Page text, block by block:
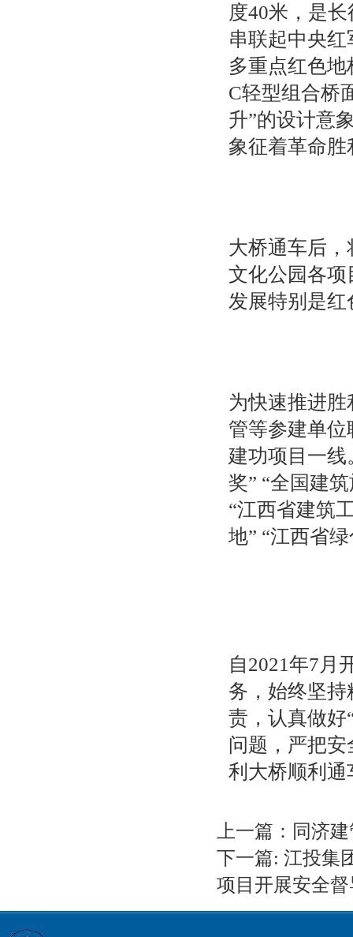
度40米，是
串联起中央
多重点红色
C轻型组合桥
升”的设计意
象征着革命胜
大桥通车后
文化公园各
发展特别是
为快速推进
管等参建单
建功项目一
奖” “全国建
“江西省建筑
地” “江西省
自2021年7月
务，始终坚
责，认真做好
问题，严把
利大桥顺利
上一篇： 同济
下一篇: 江投集
项目开展安全